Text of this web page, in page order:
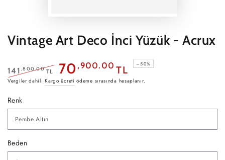
Vintage Art Deco İnci Yüzük - Acrux
Normal
141 ,800.00 TL
Satış
70 ,900.00 TL
–50%
Vergiler dahil.Kargo ücreti ödeme sırasında hesaplanır.
Renk
Beden